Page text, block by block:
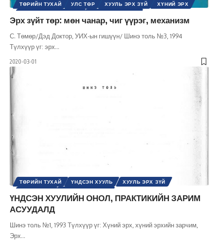
ТӨРИЙН ТУХАЙ УЛС ТӨР ХУУЛЬ ЭРХ ЗҮЙ
ХҮНИЙ ЭРХ
Эрх зүйт төр: мөн чанар, чиг үүрэг, механизм
С. Төмөр/Дэд Доктор, УИХ-ын гишүүн/ Шинэ толь №3, 1994
Түлхүүр үг: эрх…
2020-03-01
ТӨРИЙН ТУХАЙ ҮНДСЭН ХУУЛЬ
ХУУЛЬ ЭРХ ЗҮЙ
ҮНДСЭН ХУУЛИЙН ОНОЛ, ПРАКТИКИЙН ЗАРИМ
АСУУДАЛД
Шинэ толь №1, 1993 Түлхүүр үг: Хүний эрх, хүний эрхийн зарчим,
Эрх…